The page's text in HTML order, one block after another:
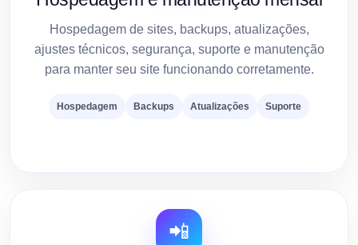
Hospedagem de sites, backups, atualizações,
ajustes técnicos, segurança, suporte e manutenção
para manter seu site funcionando corretamente.
Hospedagem Backups Atualizações Suporte
📲